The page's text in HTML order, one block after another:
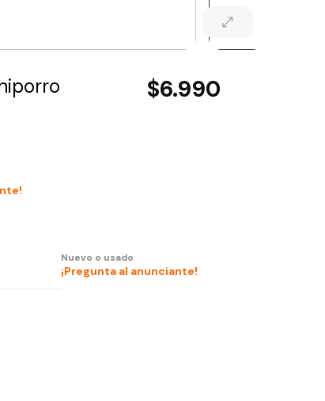
$6.990
Nuevo o usado
¡Pregunta al anunciante!